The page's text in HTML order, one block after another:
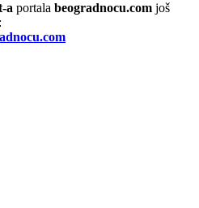
a portala beogradnocu.com još